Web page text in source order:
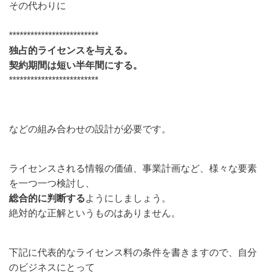
その代わりに
*************************
独占的ライセンスを与える。
契約期間は短い半年間にする。
*************************
などの組み合わせの設計が必要です。
ライセンスされる情報の価値、事業計画など、様々な要素
を一つ一つ検討し、
総合的に判断するようにしましょう。
絶対的な正解というものはありません。
下記に代表的なライセンス料の条件を書きますので、自分
のビジネスにとって